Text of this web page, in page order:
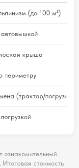
(до 100 м²)
крыша
периметру
(трактор/погрузчик)
ознакомительный
Итоговая стоимость